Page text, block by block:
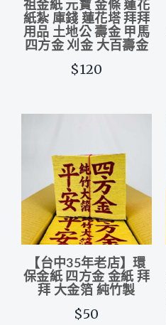
祖金紙 元寶 金條 蓮花
紙紮 庫錢 蓮花塔 拜拜
用品 土地公 壽金 甲馬
四方金 刈金 大百壽金
$120
【台中35年老店】環
保金紙 四方金 金紙 拜
拜 大金箔 純竹製
$50